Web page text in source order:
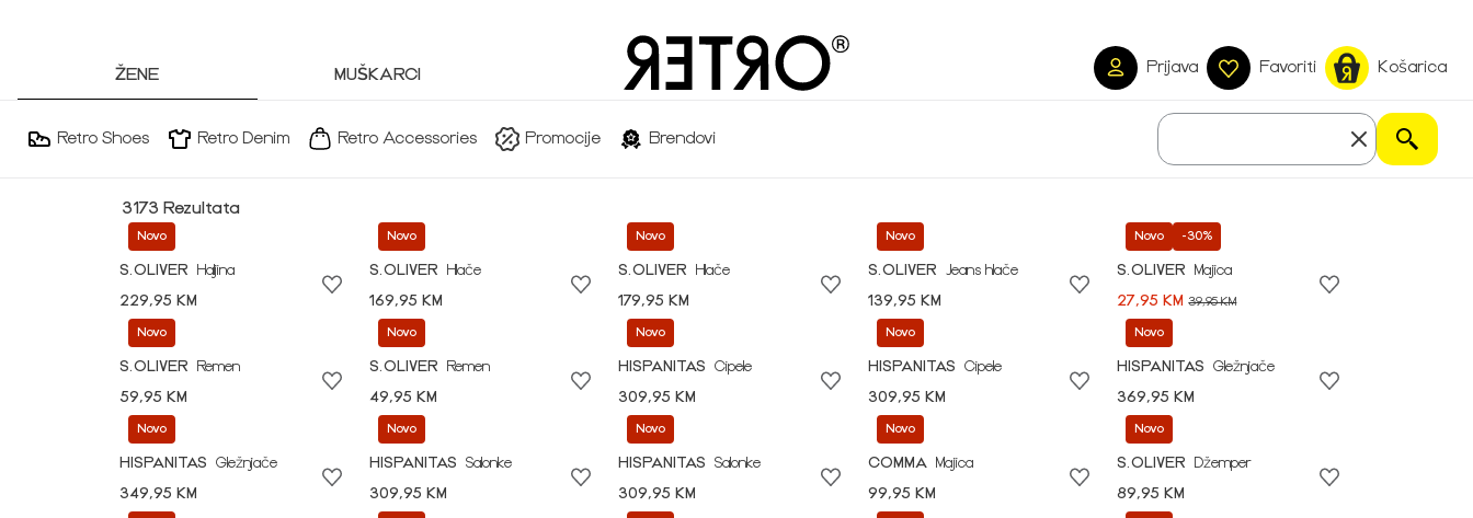
ŽENE MUŠKARCI Prijava Favoriti Košarica
Retro Shoes Retro Denim Retro Accessories Promocije Brendovi
3173 Rezultata
Novo
S.OLIVER
Haljina
229,95 KM
Novo
S.OLIVER
Hlače
169,95 KM
Novo
S.OLIVER
Hlače
179,95 KM
Novo
S.OLIVER
Jeans hlače
139,95 KM
Novo -30%
S.OLIVER
Majica
27,95 KM39,95 KM
Novo
S.OLIVER
Remen
59,95 KM
Novo
S.OLIVER
Remen
49,95 KM
Novo
HISPANITAS
Cipele
309,95 KM
Novo
HISPANITAS
Cipele
309,95 KM
Novo
HISPANITAS
Gležnjače
369,95 KM
Novo
HISPANITAS
Gležnjače
349,95 KM
Novo
HISPANITAS
Salonke
309,95 KM
Novo
HISPANITAS
Salonke
309,95 KM
Novo
COMMA
Majica
99,95 KM
Novo
S.OLIVER
Džemper
89,95 KM